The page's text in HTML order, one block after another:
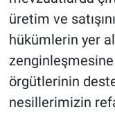
üretim ve
hükümlerin yer
örgütlerinin
nesillerimizin